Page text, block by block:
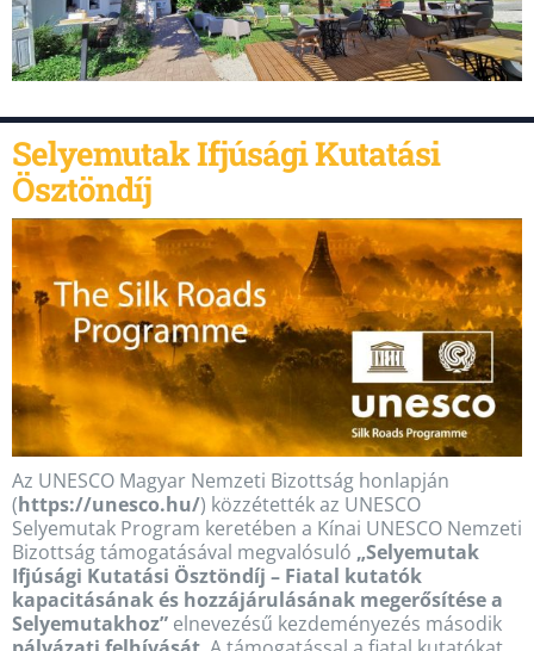
Selyemutak Ifjúsági Kutatási
Ösztöndíj
Az UNESCO Magyar Nemzeti Bizottság honlapján
(https://unesco.hu/) közzétették az UNESCO
Selyemutak Program keretében a Kínai UNESCO Nemzeti
Bizottság támogatásával megvalósuló „Selyemutak
Ifjúsági Kutatási Ösztöndíj – Fiatal kutatók
kapacitásának és hozzájárulásának megerősítése a
Selyemutakhoz” elnevezésű kezdeményezés második